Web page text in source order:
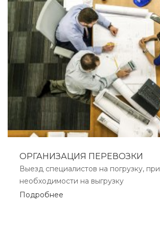
ОРГАНИЗАЦИЯ ПЕРЕВОЗКИ
Выезд специалистов на погрузку, при
необходимости на выгрузку
Подробнее